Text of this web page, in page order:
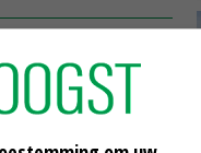
breekt lans voor